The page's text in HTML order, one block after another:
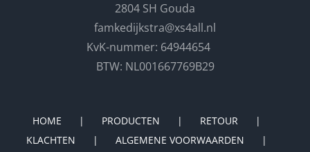
2804 SH Gouda
famkedijkstra@xs4all.nl
KvK-nummer: 64944654
BTW: NL001667769B29
HOME PRODUCTEN
RETOUR
KLACHTEN
ALGEMENE VOORWAARDEN